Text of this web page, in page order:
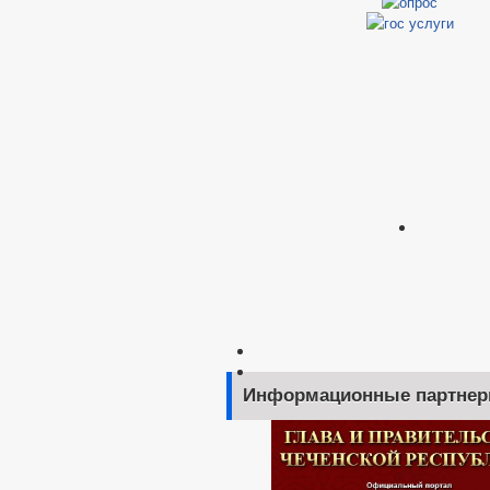
Информационные